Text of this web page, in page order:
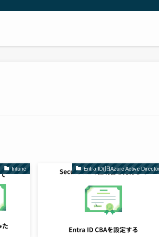
Intune Entra ID(旧Azure Active